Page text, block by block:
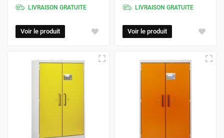
LIVRAISON GRATUITE
Voir le produit
LIVRAISON GRATUITE
Voir le produit